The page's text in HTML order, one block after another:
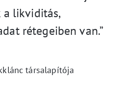
a likviditás,
rétegeiben van.”
társalapítója